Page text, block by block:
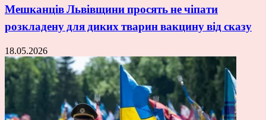
Мешканців Львівщини просять не чіпати
розкладену для диких тварин вакцину від сказу
18.05.2026